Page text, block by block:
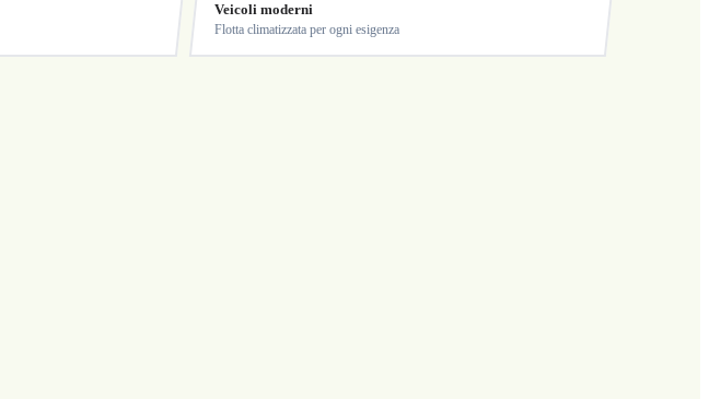
Veicoli moderni
Flotta climatizzata per ogni esigenza